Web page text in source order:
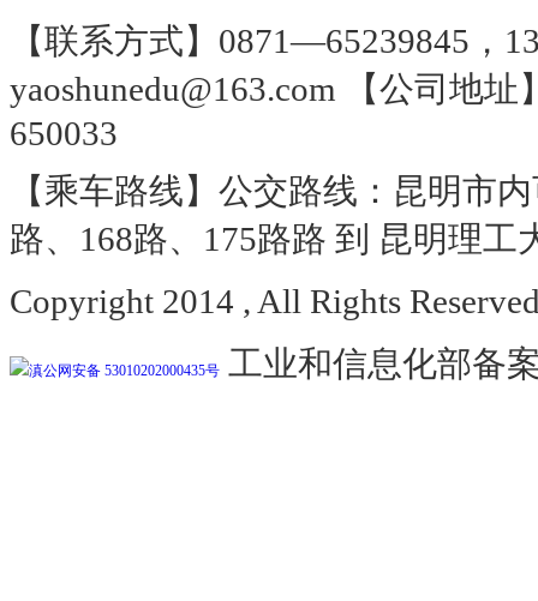
【联系方式】0871—65239845，
yaoshunedu@163.com 【公司地
650033
【乘车路线】公交路线：昆明市
路、168路、175路路 到 昆明理工
Copyright 2014 , All Rights
滇公网安备 53010202000435号 工业和信息化部备